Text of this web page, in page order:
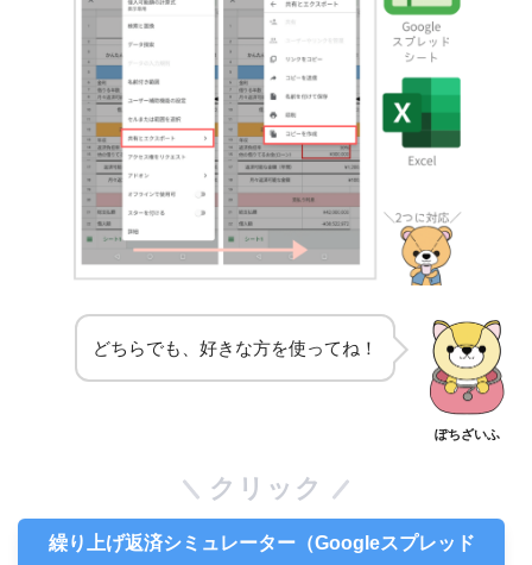
どちらでも、好きな方を使ってね！
ぽちざいふ
クリック
繰り上げ返済シミュレーター（Googleスプレッド